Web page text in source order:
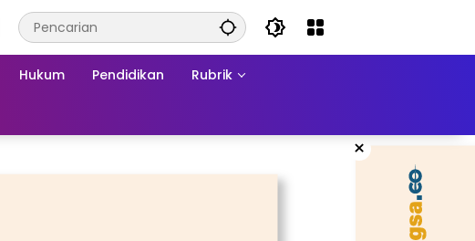
Hukum Pendidikan Rubrik
×